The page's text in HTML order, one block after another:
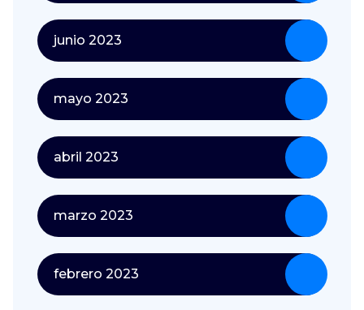
junio 2023
mayo 2023
abril 2023
marzo 2023
febrero 2023